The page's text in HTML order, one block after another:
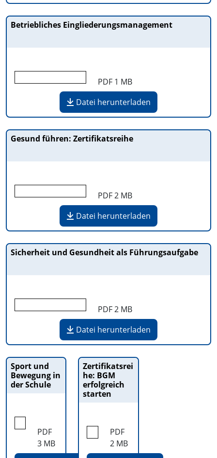
Betriebliches Eingliederungsmanagement
PDF 1 MB
Datei herunterladen
Gesund führen: Zertifikatsreihe
PDF2 MB
Datei herunterladen
Sicherheit und Gesundheit als Führungsaufgabe
PDF2 MB
Datei herunterladen
Sport und
Bewegung in
der Schule
PDF
3 MB
Zertifikatsrei
he: BGM
erfolgreich
starten
PDF
2 MB